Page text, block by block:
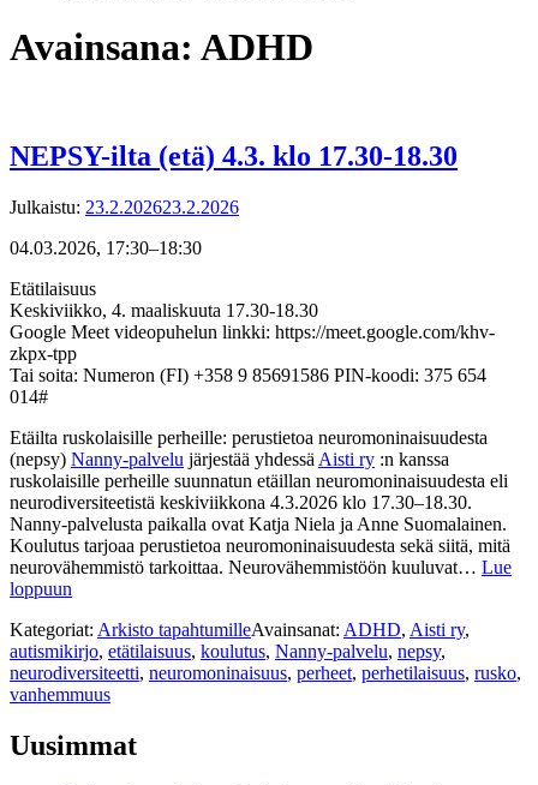
Avainsana: ADHD
NEPSY-ilta (etä) 4.3. klo 17.30-18.30
Julkaistu: 23.2.202623.2.2026
04.03.2026, 17:30–18:30
Etätilaisuus
Keskiviikko, 4. maaliskuuta 17.30-18.30
Google Meet videopuhelun linkki: https://meet.google.com/khv-
zkpx-tpp
Tai soita: Numeron ‪(FI) +358 9 85691586‬ PIN-koodi: ‪375 654
014‬#
Etäilta ruskolaisille perheille: perustietoa neuromoninaisuudesta
(nepsy) Nanny-palvelu järjestää yhdessä Aisti ry :n kanssa
ruskolaisille perheille suunnatun etäillan neuromoninaisuudesta eli
neurodiversiteetistä keskiviikkona 4.3.2026 klo 17.30–18.30.
Nanny-palvelusta paikalla ovat Katja Niela ja Anne Suomalainen.
Koulutus tarjoaa perustietoa neuromoninaisuudesta sekä siitä, mitä
neurovähemmistö tarkoittaa. Neurovähemmistöön kuuluvat… Lue
loppuun
Kategoriat: Arkisto tapahtumilleAvainsanat: ADHD, Aisti ry,
autismikirjo, etätilaisuus, koulutus, Nanny-palvelu, nepsy,
neurodiversiteetti, neuromoninaisuus, perheet, perhetilaisuus, rusko,
vanhemmuus
Uusimmat